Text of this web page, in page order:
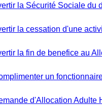
la Sécurité Sociale du
la cessation d'une
la fin de benefice au
un
d'Allocation Adulte